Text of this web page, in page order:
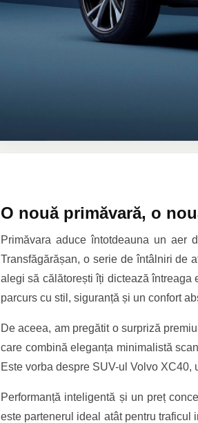
O nouă primăvară, o
Primăvara aduce întotdeauna un
Transfăgărășan, o serie de întâlniri de
alegi să călătorești îți dictează întreaga
parcurs cu stil, siguranță și un confort
De aceea, am pregătit o surpriză
care combină eleganța minimalistă
Este vorba despre SUV-ul Volvo
Performanță inteligentă și un preț
este partenerul ideal atât pentru